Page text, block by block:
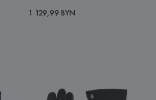
1 129,99 BYN